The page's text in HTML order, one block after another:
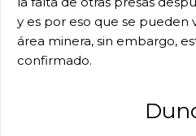
y es por eso que se pueden
área minera, sin embargo,
confirmado.